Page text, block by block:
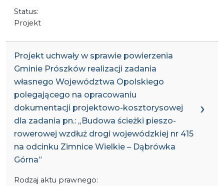
Status:
Projekt
Projekt uchwały w sprawie powierzenia
Gminie Prószków realizacji zadania
własnego Województwa Opolskiego
polegającego na opracowaniu
dokumentacji projektowo-kosztorysowej
dla zadania pn.: „Budowa ścieżki pieszo-
rowerowej wzdłuż drogi wojewódzkiej nr 415
na odcinku Zimnice Wielkie – Dąbrówka
Górna”
Rodzaj aktu prawnego: